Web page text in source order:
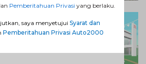
Pemberitahuan Privasi yang berlaku.
saya menyetujui Syarat dan
Pemberitahuan Privasi Auto2000